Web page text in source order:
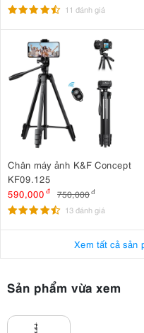
11 đánh giá
Chân máy ảnh K&F Concept
KF09.125
590,000 đ 750,000đ
13 đánh giá
Xem tất cả sản
Sản phẩm vừa xem